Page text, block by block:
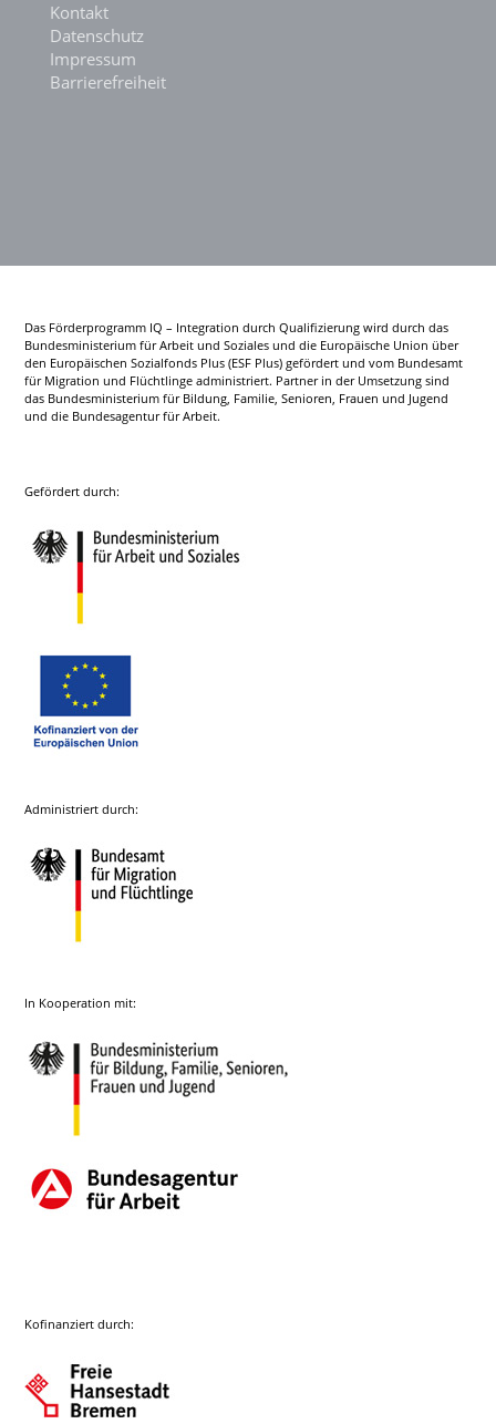
Kontakt
Datenschutz
Impressum
Barrierefreiheit
Das Förderprogramm IQ – Integration durch Qualifizierung wird durch das
Bundesministerium für Arbeit und Soziales und die Europäische Union über
den Europäischen Sozialfonds Plus (ESF Plus) gefördert und vom Bundesamt
für Migration und Flüchtlinge administriert. Partner in der Umsetzung sind
das Bundesministerium für Bildung, Familie, Senioren, Frauen und Jugend
und die Bundesagentur für Arbeit.
Gefördert durch:
Administriert durch:
In Kooperation mit:
Kofinanziert durch: